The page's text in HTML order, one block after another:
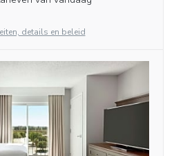
details en beleid